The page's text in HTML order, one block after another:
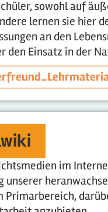
sowohl auf
lernen sie hier
an den
Einsatz in der
im
Primarbereich,